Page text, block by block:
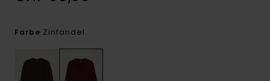
Farbe Zinfandel